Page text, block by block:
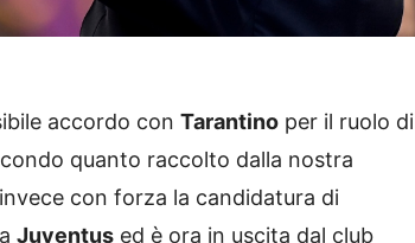
accordo con Tarantino per il ruolo di
quanto raccolto dalla nostra
con forza la candidatura di
Juventus ed è ora in uscita dal club